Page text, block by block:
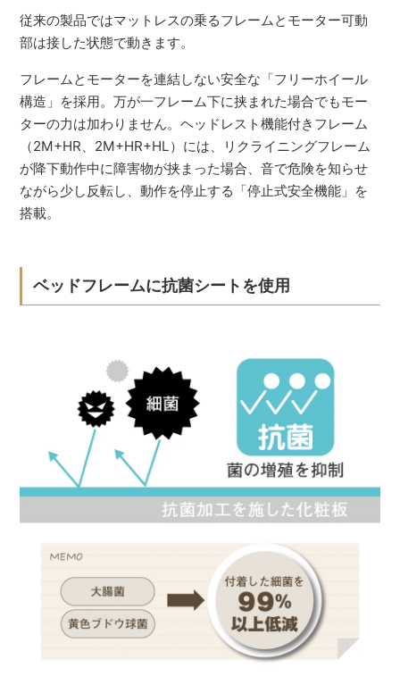
従来の製品ではマットレスの乗るフレームとモーター可動
部は接した状態で動きます。
フレームとモーターを連結しない安全な「フリーホイール
構造」を採用。万が一フレーム下に挟まれた場合でもモー
ターの力は加わりません。ヘッドレスト機能付きフレーム
（2M+HR、2M+HR+HL）には、リクライニングフレーム
が降下動作中に障害物が挟まった場合、音で危険を知らせ
ながら少し反転し、動作を停止する「停止式安全機能」を
搭載。
ベッドフレームに抗菌シートを使用